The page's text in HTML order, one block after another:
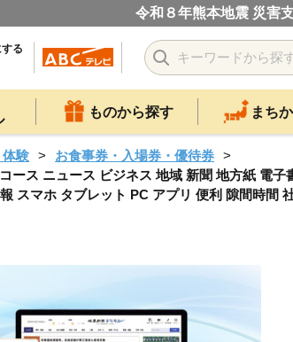
令和８年熊本地震 災害
る
ものから探す まち
験
お食事券・入場券・優待券
ース ニュース ビジネス 地域 新聞 地方紙 電
スマホ タブレット PC アプリ 便利 隙間時間